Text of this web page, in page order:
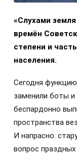
«Слухами
времён
степени и
населения.
Сегодня
заменили боты и
беспардонно
пространства
И напрасно:
вопрос